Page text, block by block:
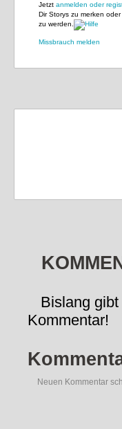
Jetzt anmelden oder
Dir Storys zu merken
zu werden.
Missbrauch melden
Bislang
Kommentar!
Neuen Kommentar